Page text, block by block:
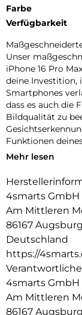
Farbe
Verfügbarkeit
Unser
iPhone 16 Pro
deine Investition,
Smartphones
dass es auch die
Bildqualität zu
Funktionen
Einfache Montage:
einfacher zu
mitgelieferten
exakt
anbringen. Und
das genauso
einen effektiven
Display deines
Kristallklare
Smartphone,
Mehr lesen
4smarts GmbH
Am Mittleren
86167 Augsburg
Deutschland
https://
4smarts GmbH
Am Mittleren
86167 Augsburg